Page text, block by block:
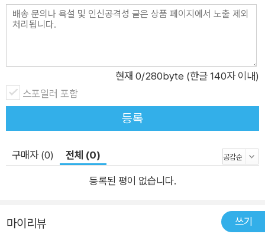
다. 또한 어렵고 힘든 과정을 이겨 내고 판타지 제국의 새로운 황
제가 되는 모습은 어려움을 극복하고 자기 삶의 주인공이 될 어린
로 확장되어 무한하게 펼쳐질 새로운 세상은 알리나 공주와도 같
은 독자들이 펼쳐 나갈 새로운 세상인 셈인 것이다. 그동안 제로
니모는 판타지 세계 곳곳을 모험하며 감동과 재미와 순수한 웃음
과 마음까지 따듯해지는 온기를 독자들에게 전해왔다. 이번 이야
기는 그렇게 제로니모와 함께 성장해 온 독자들에게 어려움이 있
을지라도 정정당당하게 이겨 내어 그 어떤 틀로도 가둘 수 없는
무한한 세계를 열어가라는 깊은 울림을 전달한다. 어린이 여러분
은 끝없이 확장하며 펼쳐 나가는 판타지 세계, 아니 판타지 제국
현재 0/280byte (한글 140자 이내)
스포일러 포함
등록
구매자 (0) 전체 (0)
등록된 평이 없습니다.
마이리뷰 쓰기